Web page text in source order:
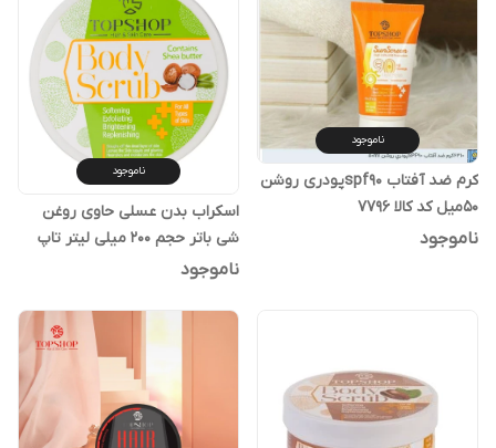
ناموجود
کرم ضد آفتاب spf90پودری روشن
۵۰میل کد کالا ۷۷۹۶
ناموجود
ناموجود
اسکراب بدن عسلی حاوی روغن
شی باتر حجم 200 میلی لیتر تاپ
شاپ کد کالا ۸۰۰۷
ناموجود